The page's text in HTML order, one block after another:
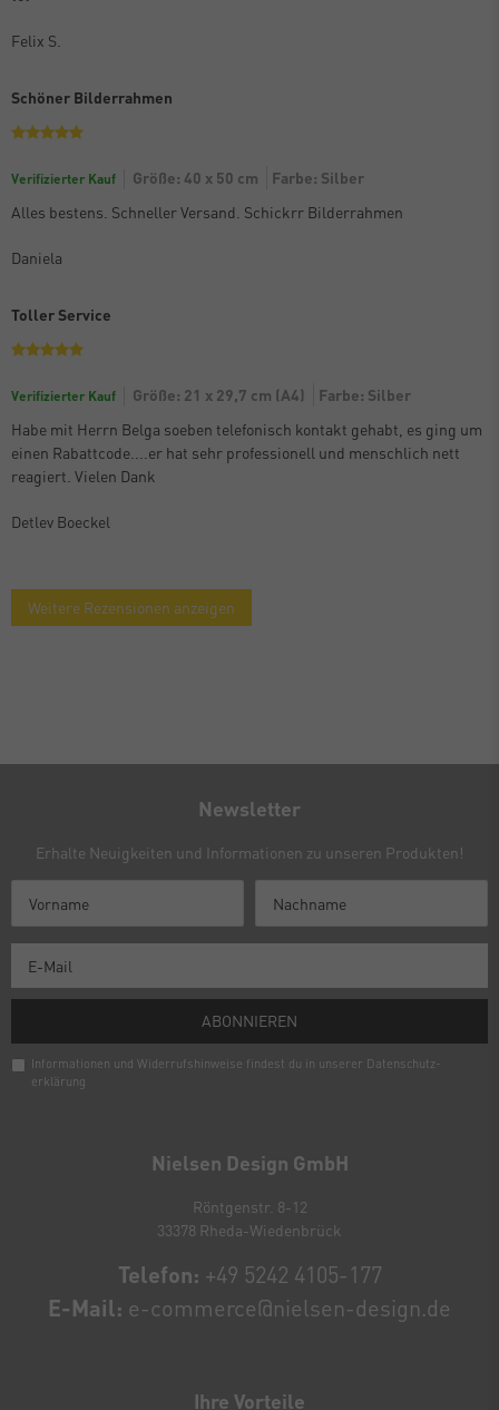
Felix S.
Schöner Bilderrahmen
Verifizierter Kauf Größe: 40 x 50 cm
Farbe: Silber
Alles bestens. Schneller Versand. Schickrr Bilderrahmen
Daniela
Toller Service
Verifizierter Kauf Größe: 21 x 29,7 cm (A4)
Farbe: Silber
Habe mit Herrn Belga soeben telefonisch kontakt gehabt, es ging um
einen Rabattcode....er hat sehr professionell und menschlich nett
reagiert. Vielen Dank
Detlev Boeckel
Weitere Rezensionen anzeigen
Nielsen Design GmbH
Röntgenstr. 8-12
33378 Rheda-Wiedenbrück
Telefon: +49 5242 4105-177
E-Mail: e-commerce@nielsen-design.de
Ihre Vorteile
Newsletter
Erhalte Neuigkeiten und Informationen zu unseren Produkten!
ABONNIEREN
Informationen und Widerrufshinweise findest du in unserer Daten­schutz­
erklärung